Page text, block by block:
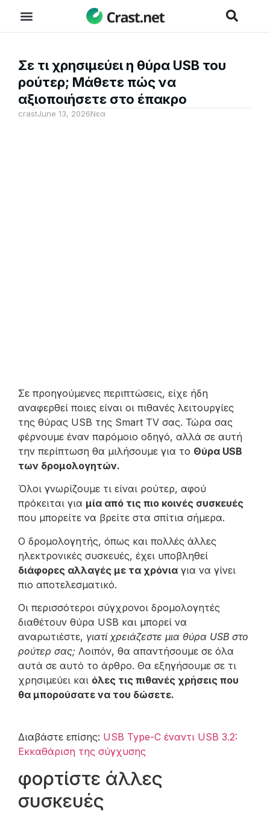
Σε τι χρησιμεύει η θύρα USB του
ρούτερ; Μάθετε πώς να
αξιοποιήσετε στο έπακρο
crastJune 13, 2026Νεα
Σε προηγούμενες περιπτώσεις, είχε ήδη
αναφερθεί ποιες είναι οι πιθανές λειτουργίες
της θύρας USB της Smart TV σας. Τώρα σας
φέρνουμε έναν παρόμοιο οδηγό, αλλά σε αυτή
την περίπτωση θα μιλήσουμε για το Θύρα USB
των δρομολογητών.
Όλοι γνωρίζουμε τι είναι ρούτερ, αφού
πρόκειται για μία από τις πιο κοινές συσκευές
που μπορείτε να βρείτε στα σπίτια σήμερα.
Ο δρομολογητής, όπως και πολλές άλλες
ηλεκτρονικές συσκευές, έχει υποβληθεί
διάφορες αλλαγές με τα χρόνια για να γίνει
πιο αποτελεσματικό.
Οι περισσότεροι σύγχρονοι δρομολογητές
διαθέτουν θύρα USB και μπορεί να
αναρωτιέστε, γιατί χρειάζεστε μια θύρα USB στο
ρούτερ σας; Λοιπόν, θα απαντήσουμε σε όλα
αυτά σε αυτό το άρθρο. Θα εξηγήσουμε σε τι
χρησιμεύει και όλες τις πιθανές χρήσεις που
θα μπορούσατε να του δώσετε.
Διαβάστε επίσης: USB Type-C έναντι USB 3.2:
Εκκαθάριση της σύγχυσης
φορτίστε άλλες
συσκευές